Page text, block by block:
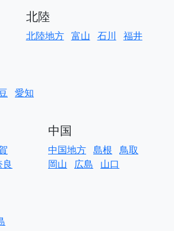
北陸
北陸地方 富山 石川 福井
愛知
中国
中国地方 島根 鳥取
岡山
広島 山口